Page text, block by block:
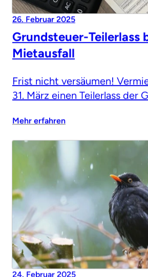
26. Februar 2025
Grundsteuer-Teilerlass
Mietausfall
Frist nicht versäumen!
31. März einen Teilerlass der
Mehr erfahren
24. Februar 2025